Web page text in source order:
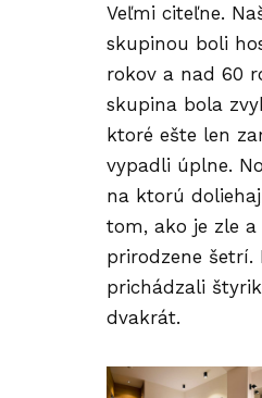
Veľmi citeľne.
skupinou boli
rokov a nad 60
skupina bola
ktoré ešte len
vypadli úplne.
na ktorú
tom, ako je zle a
prirodzene šetrí.
prichádzali
dvakrát.